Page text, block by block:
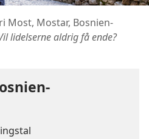
Most, Mostar, Bosnien-
lidelserne aldrig få ende?